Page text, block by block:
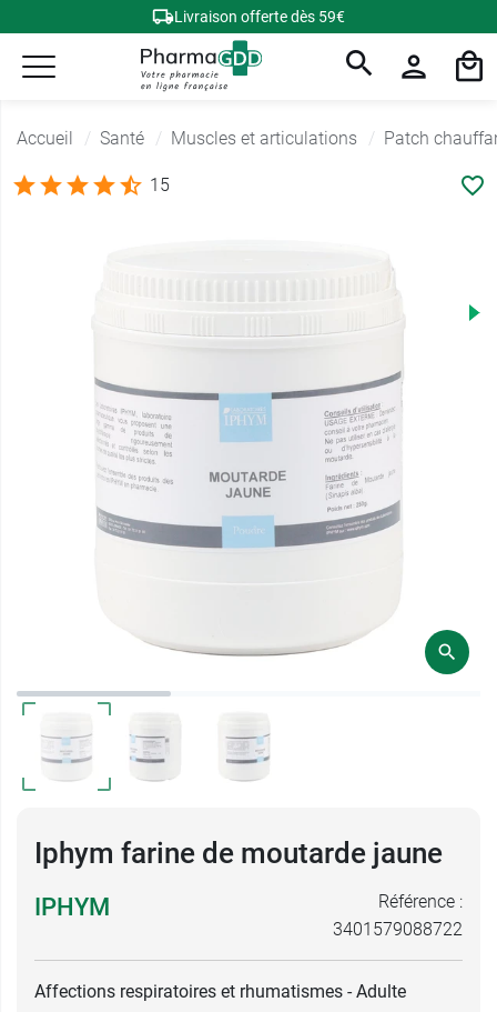
Livraison offerte dès 59€
Accueil Santé Muscles et articulations Patch
15
Iphym farine de moutarde jaune
IPHYM
Référence :
3401579088722
Affections respiratoires et rhumatismes - Adulte